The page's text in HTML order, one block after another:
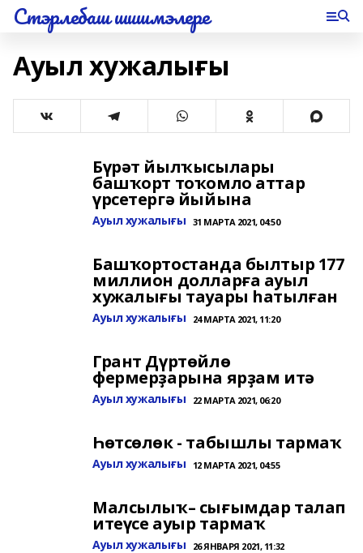
Стэрлебаш шишмэлере
Ауыл хужалығы
Бүрәт йылҡысылары
башҡорт тоҡомло аттар
үрсетергә йыйына
Ауыл хужалығы 31 МАРТА 2021, 04:50
Башҡортостанда былтыр 177
миллион долларға ауыл
хужалығы тауары һатылған
Ауыл хужалығы 24 МАРТА 2021, 11:20
Грант Дүртөйлө
фермерҙарына ярҙам итә
Ауыл хужалығы 22 МАРТА 2021, 06:20
Һөтсөлөк - табышлы тармаҡ
Ауыл хужалығы 12 МАРТА 2021, 04:55
Малсылыҡ– сығымдар талап
итеүсе ауыр тармаҡ
Ауыл хужалығы 26 ЯНВАРЯ 2021, 11:32